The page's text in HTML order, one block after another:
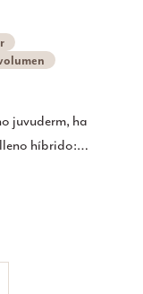
juvuderm, ha
híbrido:
es el primero